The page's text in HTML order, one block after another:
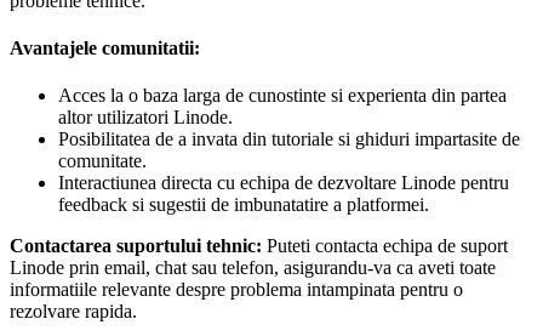
Avantajele comunitatii:
Acces la o baza larga de cunostinte si experienta din partea
altor utilizatori Linode.
Posibilitatea de a invata din tutoriale si ghiduri impartasite de
comunitate.
Interactiunea directa cu echipa de dezvoltare Linode pentru
feedback si sugestii de imbunatatire a platformei.
Contactarea suportului tehnic: Puteti contacta echipa de suport
Linode prin email, chat sau telefon, asigurandu-va ca aveti toate
informatiile relevante despre problema intampinata pentru o
rezolvare rapida.